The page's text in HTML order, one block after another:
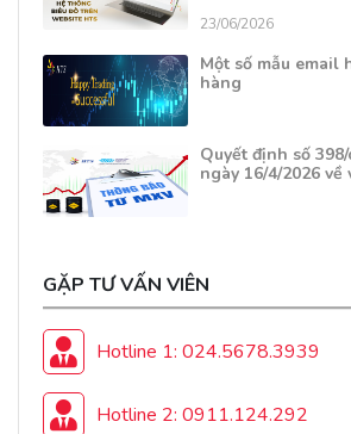
23/06/2026
Một số mẫu email
hàng
Quyết định số
ngày 16/4/2026 về
GẶP TƯ VẤN VIÊN
Hotline 1: 024.5678.3939
Hotline 2: 0911.124.292